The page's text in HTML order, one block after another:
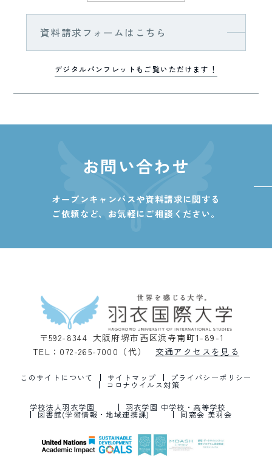
資料請求フォームはこちら
デジタルパンフレットもご覧いただけます！
お問い合わせ
オープンキャンパスや資料請求に関する
ご依頼など、 お気軽にご相談ください。
〒592-8344 大阪府堺市西区浜寺南町1-89-1
TEL：072-265-7000（代）
交通アクセスを見る
このサイトについて サイトマップ プライバシーポリシー
コロナウイルス対策
学校法人羽衣学園 羽衣学園 中学校・高等学校
図書館(学術情報・地域連携課) 同窓会 美羽会